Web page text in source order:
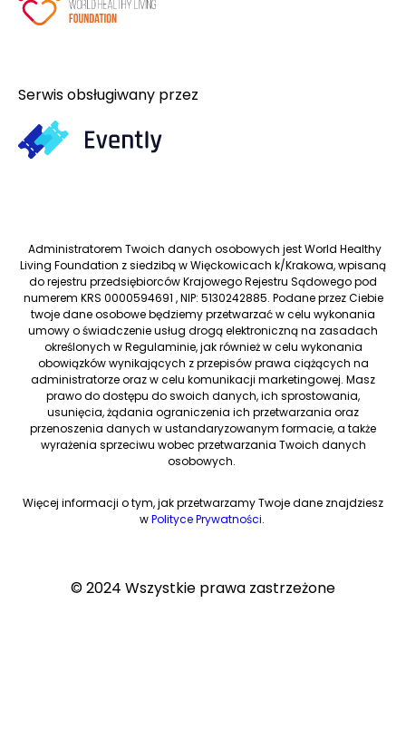
Serwis obsługiwany przez
Administratorem Twoich danych osobowych jest World Healthy
Living Foundation z siedzibą w Więckowicach k/Krakowa, wpisaną
do rejestru przedsiębiorców Krajowego Rejestru Sądowego pod
numerem KRS 0000594691 , NIP: 5130242885. Podane przez Ciebie
twoje dane osobowe będziemy przetwarzać w celu wykonania
umowy o świadczenie usług drogą elektroniczną na zasadach
określonych w Regulaminie, jak również w celu wykonania
obowiązków wynikających z przepisów prawa ciążących na
administratorze oraz w celu komunikacji marketingowej. Masz
prawo do dostępu do swoich danych, ich sprostowania,
usunięcia, żądania ograniczenia ich przetwarzania oraz
przenoszenia danych w ustandaryzowanym formacie, a także
wyrażenia sprzeciwu wobec przetwarzania Twoich danych
osobowych.
Więcej informacji o tym, jak przetwarzamy Twoje dane znajdziesz
wPolityce Prywatności.
© 2024 Wszystkie prawa zastrzeżone